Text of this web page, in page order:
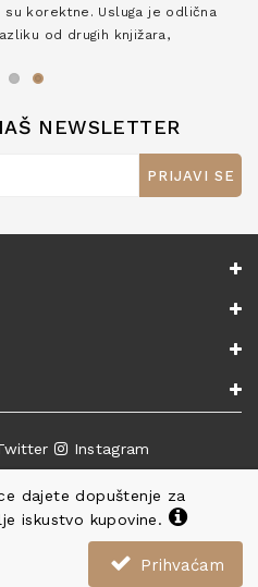
dajete dopuštenje za
iskustvo kupovine.
Prihvaćam
su korektne. Usluga je odlična
od drugih knjižara,
NEWSLETTER
PRIJAVI SE
Instagram